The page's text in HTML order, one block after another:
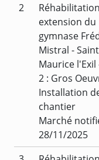
2
extension du
gymnase
Mistral -
Maurice l'Exil
2 : Gros
Installation
chantier
Marché
28/11/2025